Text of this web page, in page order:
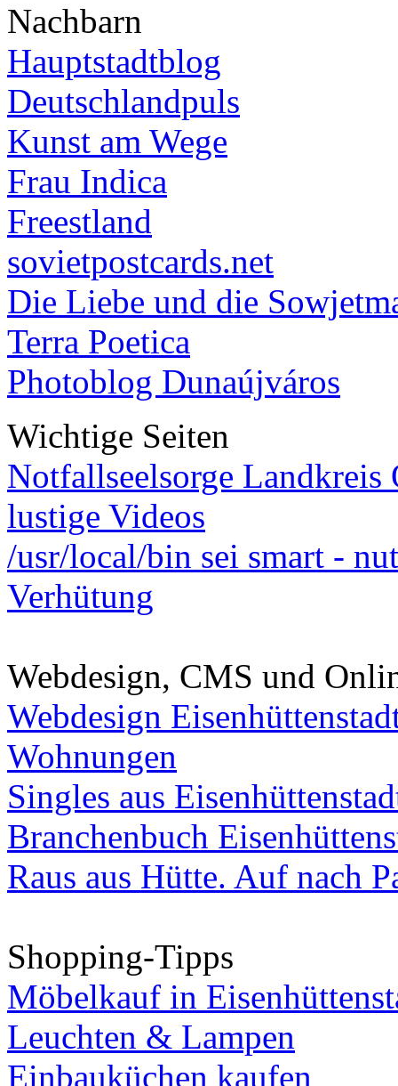
Nachbarn
Hauptstadtblog
Deutschlandpuls
Kunst am Wege
Frau Indica
Freestland
sovietpostcards.net
Die Liebe und die
Terra Poetica
Photoblog Dunaújváros
Wichtige Seiten
Notfallseelsorge Landkreis
lustige Videos
/usr/local/bin sei smart -
Verhütung
Webdesign, CMS und
Webdesign
Wohnungen
Singles aus
Branchenbuch
Raus aus Hütte. Auf nach
Shopping-Tipps
Möbelkauf in
Leuchten & Lampen
Einbauküchen kaufen